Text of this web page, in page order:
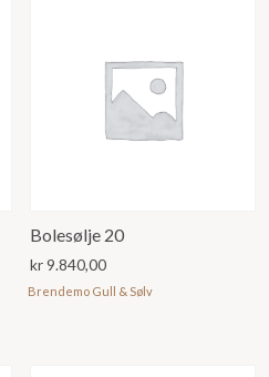
Bolesølje 20
kr9.840,00
Brendemo Gull & Sølv